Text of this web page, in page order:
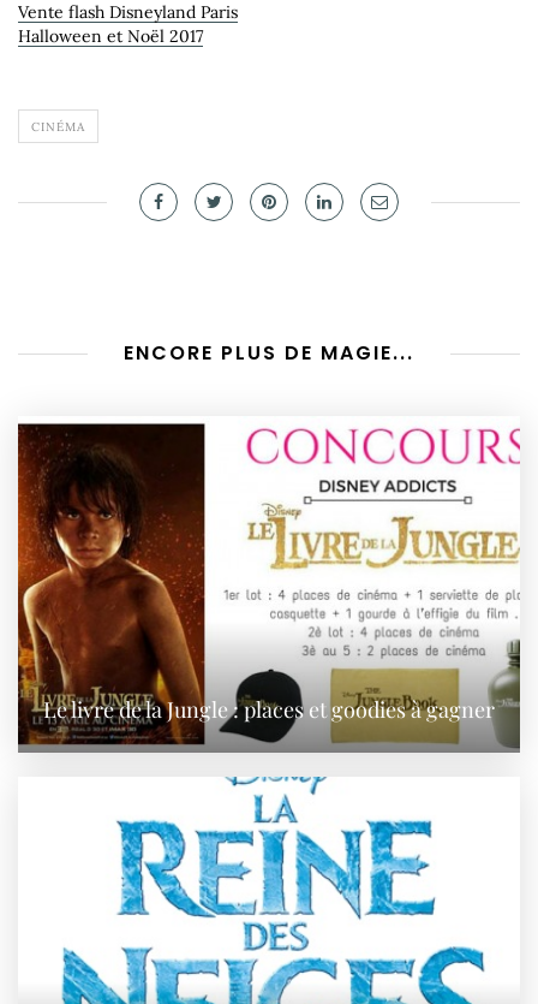
Vente flash Disneyland Paris
Halloween et Noël 2017
CINÉMA
ENCORE PLUS DE MAGIE...
Le livre de la Jungle : places et goodies à gagner